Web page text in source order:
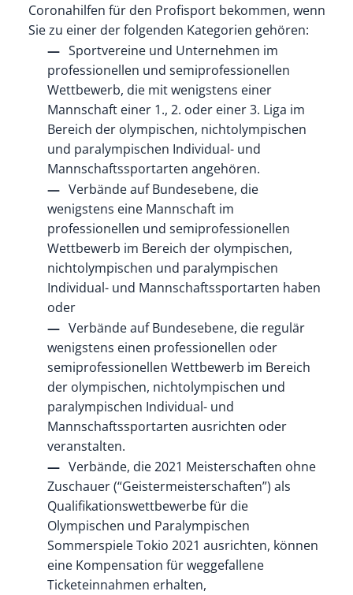
Coronahilfen für den Profisport bekommen, wenn
Sie zu einer der folgenden Kategorien gehören:
Sportvereine und Unternehmen im
professionellen und semiprofessionellen
Wettbewerb, die mit wenigstens einer
Mannschaft einer 1., 2. oder einer 3. Liga im
Bereich der olympischen, nichtolympischen
und paralympischen Individual- und
Mannschaftssportarten angehören.
Verbände auf Bundesebene, die
wenigstens eine Mannschaft im
professionellen und semiprofessionellen
Wettbewerb im Bereich der olympischen,
nichtolympischen und paralympischen
Individual- und Mannschaftssportarten haben
oder
Verbände auf Bundesebene, die regulär
wenigstens einen professionellen oder
semiprofessionellen Wettbewerb im Bereich
der olympischen, nichtolympischen und
paralympischen Individual- und
Mannschaftssportarten ausrichten oder
veranstalten.
Verbände, die 2021 Meisterschaften ohne
Zuschauer (“Geistermeisterschaften”) als
Qualifikationswettbewerbe für die
Olympischen und Paralympischen
Sommerspiele Tokio 2021 ausrichten, können
eine Kompensation für weggefallene
Ticketeinnahmen erhalten,